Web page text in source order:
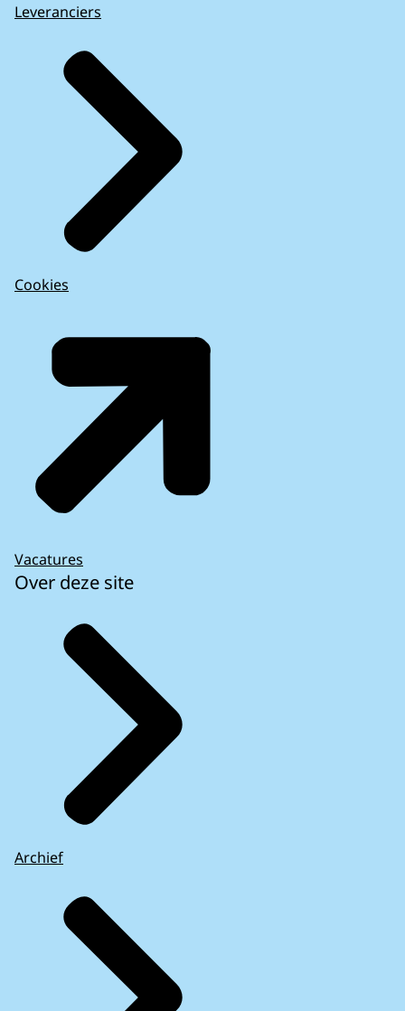
Leveranciers
Cookies
Vacatures
Over deze site
Archief